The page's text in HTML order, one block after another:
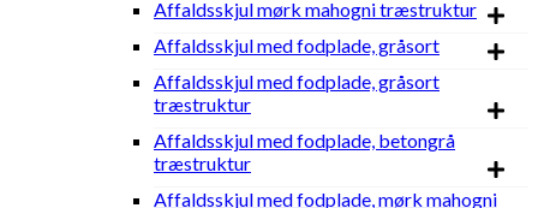
Affaldsskjul mørk mahogni træstruktur
Affaldsskjul med fodplade, gråsort
Affaldsskjul med fodplade, gråsort
træstruktur
Affaldsskjul med fodplade, betongrå
træstruktur
Affaldsskjul med fodplade, mørk mahogni